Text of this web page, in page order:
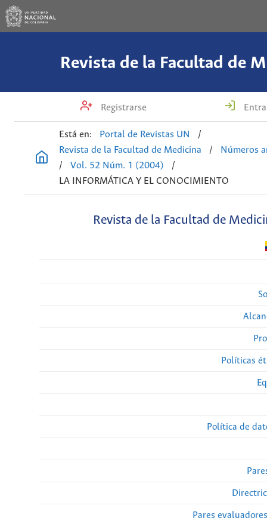
Revista de la Facultad de
Registrarse
Está en: Portal de Revistas UN
/
Revista de la Facultad de Medicina
/
Números
/
Vol. 52 Núm. 1 (2004)
/
LA INFORMÁTICA Y EL CONOCIMIENTO
Revista de la Facultad de
Políticas
Política de
Pares